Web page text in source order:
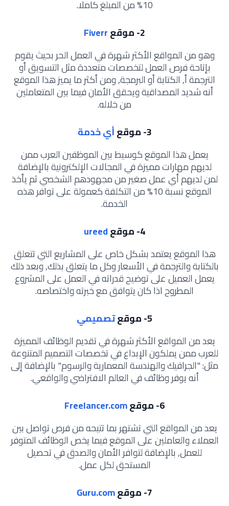
10% من المبلغ كاملا.
2- موقع
Fiverr
وهو من المواقع الأكثر شهرة في العمل الحر بحيث يقوم
بإتاحة فرص العمل لتخصصات متعددة مثل التسويق أو
الترجمة أ, الكتابة أو البرمجة, ومن أكثر ما يميز هذا الموقع
أنه شديد المصداقية ويحقق الأمان فيما بين المتعاملين
من خلاله.
3- موقع
أي خدمة
يعمل هذا الموقع كوسيط بين الموظفين العرب ممن
لديهم مهارات مميزة في المجالات الإلكترونية بالإضافة
لمن لديهم أي عمل صغير من مجهودهم الشخصي ثم يأخذ
الموقع نسبة 10% من التكلفة كعمولة على توافر هذه
الخدمة.
4- موقع
ureed
هذا الموقع يعتمد بشكل خاص على المشاريع التي تتعلق
بالكتابة والترجمة في الأسعار وكل ما يتعلق بذلك, وبعد ذلك
يعمل العميل على توضيح قدراته في العمل على المشروع
المطروح اذا كان يتوافق مع خبرته واختصاصه.
5- موقع
تصميمي
يعد من المواقع الأكثر شهرة في تقديم الوظائف المميزة
للعرب ممن يملكون الإبداع في تخصصات التصميم المتنوعة
مثل: "الجرافيك والهندسة المعمارية والرسوم" بالإضافة إلى
أنه يوفر وظائف في العالم الافتراضي والواقعي.
6- موقع
Freelancer.com
يعد من المواقع التي تشتهر بما تتيحه من فرص تواصل بين
العملاء والعاملين على الموقع فيما يخص الوظائف المتوفر
للعمل, بالإضافة لتوافر الأمان والصدق في تحصيل
المستحق لكل عمل.
7- موقع
Guru.com